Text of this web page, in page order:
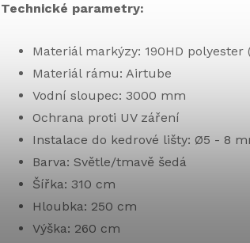
Technické parametry:
Materiál markýzy: 190HD polyester
Materiál rámu: Airtube
Vodní sloupec: 3000 mm
Ochrana proti UV záření
Instalace do kedrové lišty: Ø5 - 8
Barva: Světle/tmavě šedá
Šířka: 310 cm
Hloubka: 250 cm
Výška: 260 cm